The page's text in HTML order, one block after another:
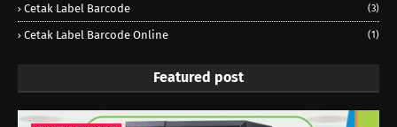
Cetak Label Barcode (3)
Cetak Label Barcode Online (1)
Featured post